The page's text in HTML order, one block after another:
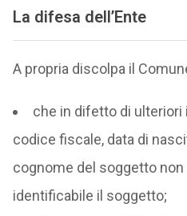
La difesa dell’Ente
A propria discolpa il
che in difetto di ulteriori
codice fiscale, data di
cognome del soggetto
identificabile il soggetto;